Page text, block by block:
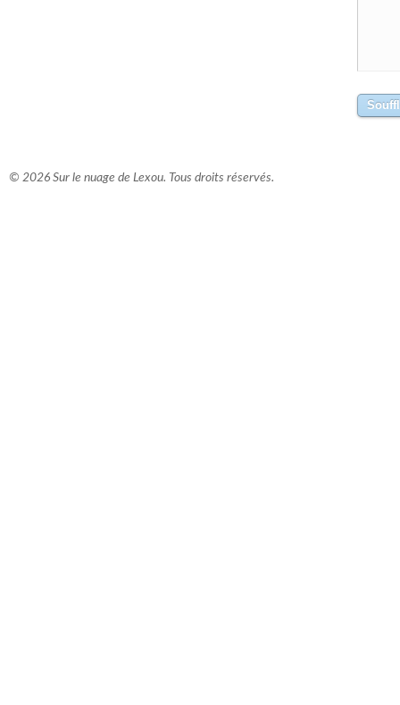
© 2026 Sur le nuage de Lexou. Tous droits réservés.